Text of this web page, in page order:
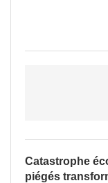
Catastrophe
piégés